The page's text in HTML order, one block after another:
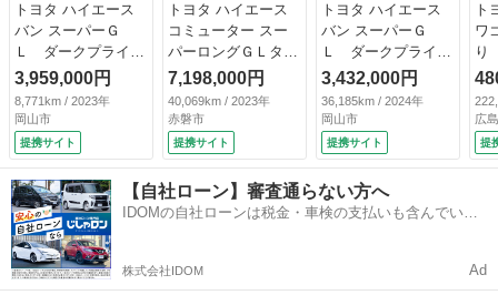
トヨタ ハイエース
バン スーパーＧ
Ｌ ダークプライム
ＩＩ 特別仕様車
ワイドボディ ミド
ルルーフ 両側パワ
ースライドドア Ｌ
ＥＤヘッドライト
純正ＳＤナビＴＶ
バックカメラ 衝突
軽減 クリアランス
ソナー パーキング
サポートブレーキ
スマートキー スペ
3,959,000円
8,771km / 2023年
岡山市
提携サイト
トヨタ ハイエース
コミューター スー
パーロングＧＬター
ボ ＷＡＬＤフルエ
アロ・ＷＡＬＤ２０
インチアルミホイー
ル・玄武ローダウ
ン・社外ショック・
社外前後スタビライ
ザー・１１インチフ
ローティングナビ・
ターコンソール・ド
7,198,000円
40,069km / 2023年
赤磐市
提携サイト
トヨタ ハイエース
バン スーパーＧ
Ｌ ダークプライム
ＩＩ ８型 禁煙
ｃａｒｒｏｚｚｅｒ
ｉａナビ 全周囲カ
メラ フルセグ Ｂ
ｌｕｅｔｏｏｔｈ
ＴＲＤ１５インチホ
イール ＴＲＤマッ
ドフラップ デジタ
3,432,000円
36,185km / 2024年
岡山市
提携サイト
ト
ワ
り
デ
デ
フ
デ
Ｓ
広
提
【自社ローン】審査通らない方へ
IDOMの自社ローンは税金・車検の支払いも含んでいる
株式会社IDOM Ad